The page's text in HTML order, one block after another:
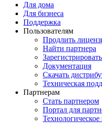
Для дома
Для бизнеса
Поддержка
Пользователям
Продлить
Найти партнера
Документация
Скачать
Техническая
Партнерам
Стать партнером
Портал для
Технологическое